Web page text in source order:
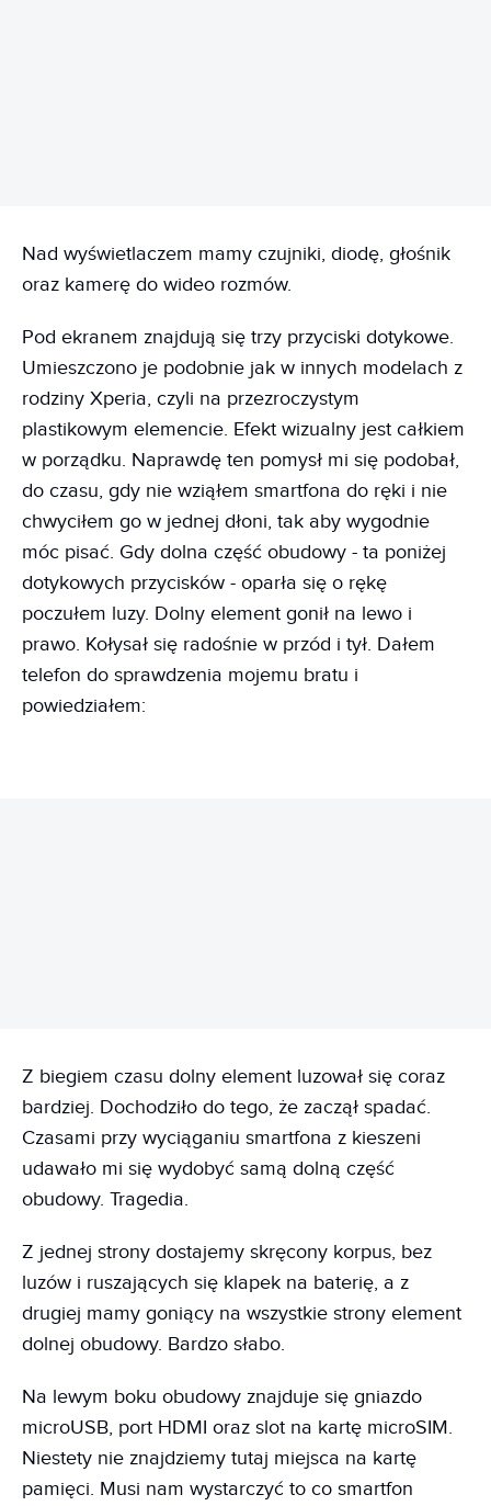
Nad wyświetlaczem mamy czujniki, diodę, głośnik
oraz kamerę do wideo rozmów.
Pod ekranem znajdują się trzy przyciski dotykowe.
Umieszczono je podobnie jak w innych modelach z
rodziny Xperia, czyli na przezroczystym
plastikowym elemencie. Efekt wizualny jest całkiem
w porządku. Naprawdę ten pomysł mi się podobał,
do czasu, gdy nie wziąłem smartfona do ręki i nie
chwyciłem go w jednej dłoni, tak aby wygodnie
móc pisać. Gdy dolna część obudowy - ta poniżej
dotykowych przycisków - oparła się o rękę
poczułem luzy. Dolny element gonił na lewo i
prawo. Kołysał się radośnie w przód i tył. Dałem
telefon do sprawdzenia mojemu bratu i
powiedziałem:
Z biegiem czasu dolny element luzował się coraz
bardziej. Dochodziło do tego, że zaczął spadać.
Czasami przy wyciąganiu smartfona z kieszeni
udawało mi się wydobyć samą dolną część
obudowy. Tragedia.
Z jednej strony dostajemy skręcony korpus, bez
luzów i ruszających się klapek na baterię, a z
drugiej mamy goniący na wszystkie strony element
dolnej obudowy. Bardzo słabo.
Na lewym boku obudowy znajduje się gniazdo
microUSB, port HDMI oraz slot na kartę microSIM.
Niestety nie znajdziemy tutaj miejsca na kartę
pamięci. Musi nam wystarczyć to co smartfon